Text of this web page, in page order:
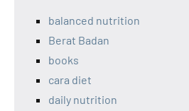
balanced nutrition
Berat Badan
books
cara diet
daily nutrition